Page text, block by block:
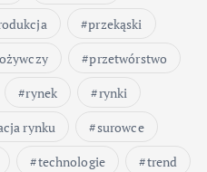
przekąski
przetwórstwo
rynek
rynki
rynku
surowce
technologie
trend